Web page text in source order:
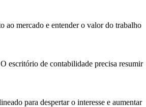
ao mercado e entender o valor do trabalho
escritório de contabilidade precisa resumir
para despertar o interesse e aumentar